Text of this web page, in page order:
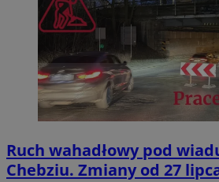
Ruch wahadłowy pod
Chebziu. Zmiany od 27